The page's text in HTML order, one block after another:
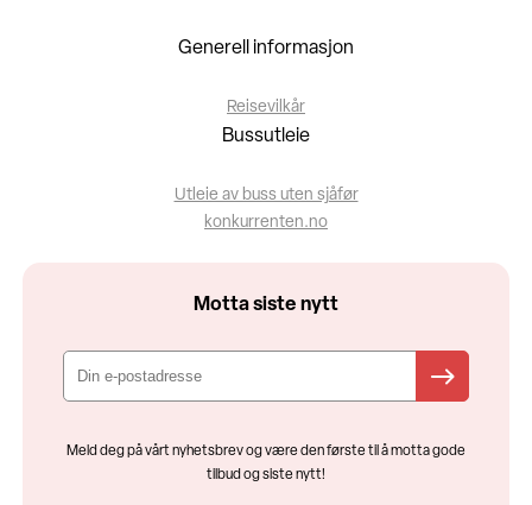
Generell informasjon
Reisevilkår
Bussutleie
Utleie av buss uten sjåfør
konkurrenten.no
Motta siste nytt
Meld deg på vårt nyhetsbrev og være den første til å motta gode
tilbud og siste nytt!